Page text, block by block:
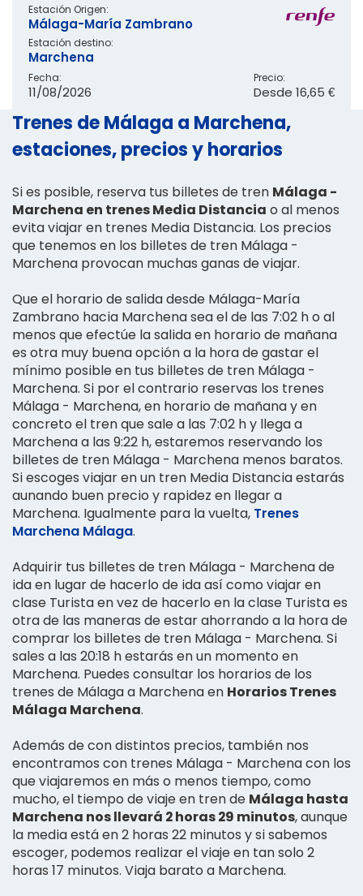
Estación Origen:
Málaga-María Zambrano
Estación destino:
Marchena
Fecha:
11/08/2026
Precio:
Desde 16,65 €
Trenes de Málaga a Marchena,
estaciones, precios y horarios
Si es posible, reserva tus billetes de tren Málaga -
Marchena en trenes Media Distancia o al menos
evita viajar en trenes Media Distancia. Los precios
que tenemos en los billetes de tren Málaga -
Marchena provocan muchas ganas de viajar.
Que el horario de salida desde Málaga-María
Zambrano hacia Marchena sea el de las 7:02 h o al
menos que efectúe la salida en horario de mañana
es otra muy buena opción a la hora de gastar el
mínimo posible en tus billetes de tren Málaga -
Marchena. Si por el contrario reservas los trenes
Málaga - Marchena, en horario de mañana y en
concreto el tren que sale a las 7:02 h y llega a
Marchena a las 9:22 h, estaremos reservando los
billetes de tren Málaga - Marchena menos baratos.
Si escoges viajar en un tren Media Distancia estarás
aunando buen precio y rapidez en llegar a
Marchena. Igualmente para la vuelta, Trenes
Marchena Málaga.
Adquirir tus billetes de tren Málaga - Marchena de
ida en lugar de hacerlo de ida así como viajar en
clase Turista en vez de hacerlo en la clase Turista es
otra de las maneras de estar ahorrando a la hora de
comprar los billetes de tren Málaga - Marchena. Si
sales a las 20:18 h estarás en un momento en
Marchena. Puedes consultar los horarios de los
trenes de Málaga a Marchena en Horarios Trenes
Málaga Marchena.
Además de con distintos precios, también nos
encontramos con trenes Málaga - Marchena con los
que viajaremos en más o menos tiempo, como
mucho, el tiempo de viaje en tren de Málaga hasta
Marchena nos llevará 2 horas 29 minutos, aunque
la media está en 2 horas 22 minutos y si sabemos
escoger, podemos realizar el viaje en tan solo 2
horas 17 minutos. Viaja barato a Marchena.